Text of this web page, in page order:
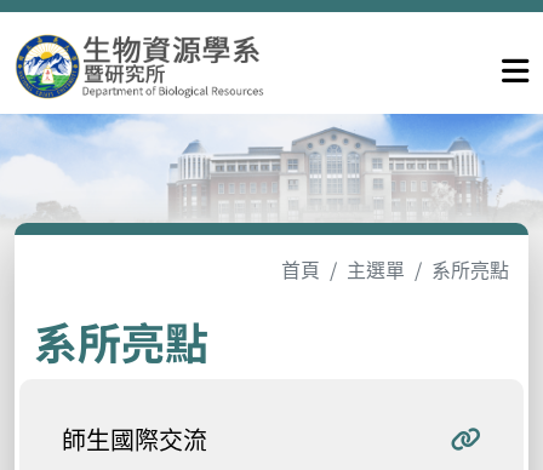
首頁 主選單 系所亮點
系所亮點
師生國際交流